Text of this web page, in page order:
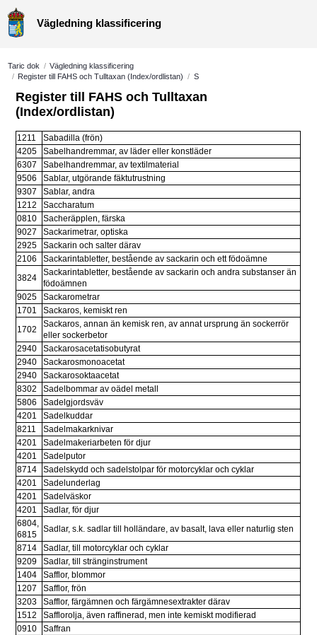
Vägledning klassificering
Taric dok / Vägledning klassificering
/ Register till FAHS och Tulltaxan (Index/ordlistan) / S
Register till FAHS och Tulltaxan
(Index/ordlistan)
1211
Sabadilla (frön)
4205
Sabelhandremmar, av läder eller konstläder
6307
Sabelhandremmar, av textilmaterial
9506
Sablar, utgörande fäktutrustning
9307
Sablar, andra
1212
Saccharatum
0810
Sacheräpplen, färska
9027
Sackarimetrar, optiska
2925
Sackarin och salter därav
2106
Sackarintabletter, bestående av sackarin och ett födoämne
3824
Sackarintabletter, bestående av sackarin och andra substanser än
födoämnen
9025
Sackarometrar
1701
Sackaros, kemiskt ren
1702
Sackaros, annan än kemisk ren, av annat ursprung än sockerrör
eller sockerbetor
2940
Sackarosacetatisobutyrat
2940
Sackarosmonoacetat
2940
Sackarosoktaacetat
8302
Sadelbommar av oädel metall
5806
Sadelgjordsväv
4201
Sadelkuddar
8211
Sadelmakarknivar
4201
Sadelmakeriarbeten för djur
4201
Sadelputor
8714
Sadelskydd och sadelstolpar för motorcyklar och cyklar
4201
Sadelunderlag
4201
Sadelväskor
4201
Sadlar, för djur
6804,
6815
Sadlar, s.k. sadlar till holländare, av basalt, lava eller naturlig sten
8714
Sadlar, till motorcyklar och cyklar
9209
Sadlar, till stränginstrument
1404
Safflor, blommor
1207
Safflor, frön
3203
Safflor, färgämnen och färgämnesextrakter därav
1512
Safflorolja, även raffinerad, men inte kemiskt modifierad
0910
Saffran